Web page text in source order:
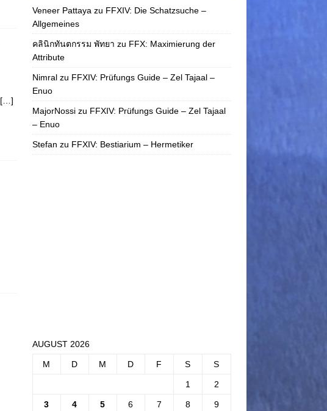
[…]
Veneer Pattaya zu FFXIV: Die Schatzsuche –
Allgemeines
คลินิกทันตกรรม พัทยา zu FFX: Maximierung der
Attribute
Nimralzu FFXIV: Prüfungs Guide – Zel Tajaal –
Enuo
MajorNossizu FFXIV: Prüfungs Guide – Zel Tajaal
– Enuo
Stefan zu FFXIV: Bestiarium – Hermetiker
AUGUST 2026
M D M D F S S
1 2
3 4 5 6 7 8 9